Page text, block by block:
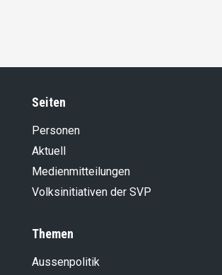
Seiten
Personen
Aktuell
Medienmitteilungen
Volksinitiativen der SVP
Themen
Aussenpolitik